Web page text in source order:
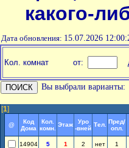
какого-
Дата обновления: 15.07.2026
Кол. комнат от:
Вы выбрали варианты:
[1]
@
Код
Дома
Кол.
комн.
Этаж
Уро
-вней
Тел. Пред/
опл.
14904 5 1 2 нет 1